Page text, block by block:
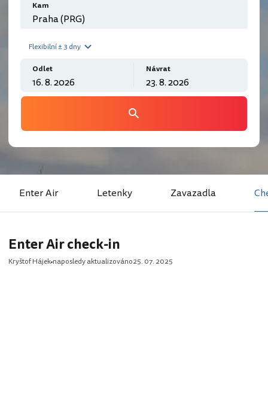
Kam
Flexibilní ± 3 dny
Odlet Návrat
Enter Air Letenky Zavazadla
Enter Air check-in
Kryštof Hájek naposledy aktualizováno25. 07. 2025